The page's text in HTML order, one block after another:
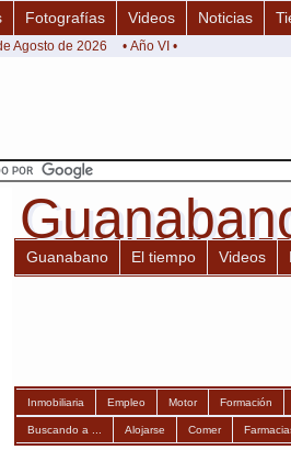
Fotografías Videos Noticias
Agosto de 2026 • Año VI •
Guanabano El tiempo Videos
Inmobiliaria Empleo Motor Formación
Buscando a ... Alojarse Comer